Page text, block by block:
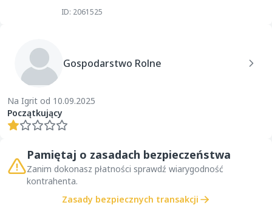
ID: 2061525
Gospodarstwo Rolne
Na Igrit od 10.09.2025
Początkujący
Pamiętaj o zasadach bezpieczeństwa
Zanim dokonasz płatności sprawdź wiarygodność
kontrahenta.
Zasady bezpiecznych transakcji